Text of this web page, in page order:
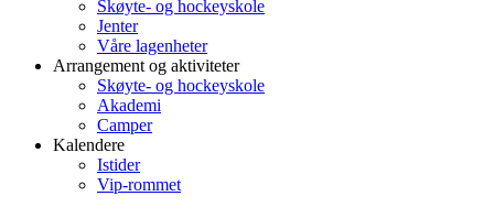
Skøyte- og hockeyskole
Jenter
Våre lagenheter
Arrangement og aktiviteter
Skøyte- og hockeyskole
Akademi
Camper
Kalendere
Istider
Vip-rommet